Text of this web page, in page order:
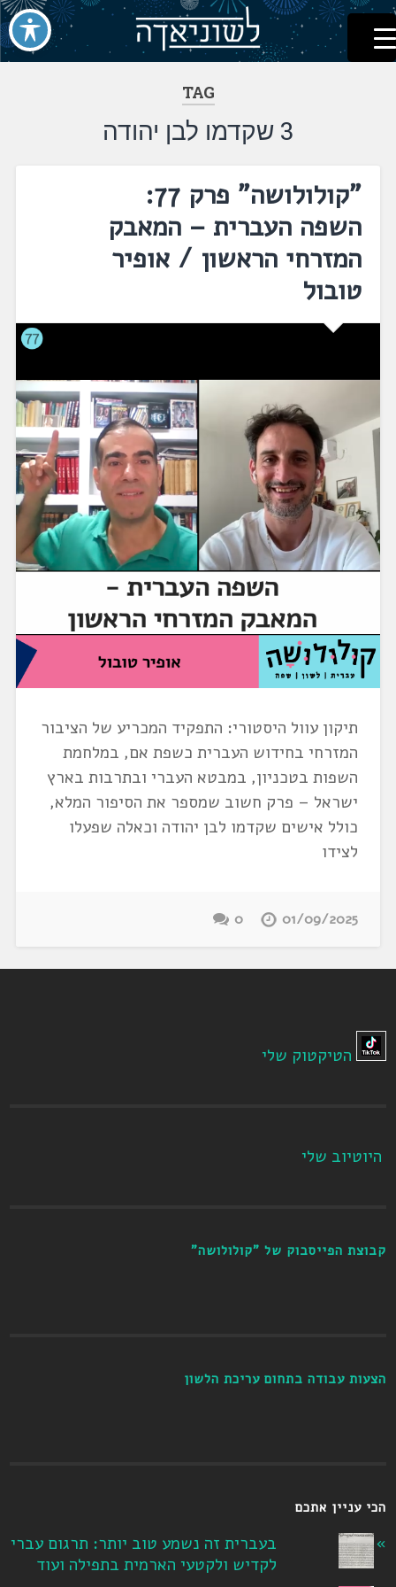
דלג
לתוכן
לשוניאדה
עברית. לשון. שפה
TAG
3 שקדמו לבן יהודה
"קולולושה" פרק 77:
השפה העברית – המאבק
המזרחי הראשון / אופיר
טובול
תיקון עוול היסטורי: התפקיד המכריע של הציבור
המזרחי בחידוש העברית כשפת אם, במלחמת
השפות בטכניון, במבטא העברי ובתרבות בארץ
ישראל – פרק חשוב שמספר את הסיפור המלא,
כולל אישים שקדמו לבן יהודה וכאלה שפעלו
לצידו
01/09/2025
0
הטיקטוק שלי
היוטיוב שלי
קבוצת הפייסבוק של "קולולושה"
הצעות עבודה בתחום עריכת הלשון
הכי עניין אתכם
בעברית זה נשמע טוב יותר: תרגום עברי
לקדיש ולקטעי הארמית בתפילה ועוד